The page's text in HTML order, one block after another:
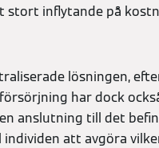
stort inflytande på
lösningen,
har dock
anslutning till det
att avgöra